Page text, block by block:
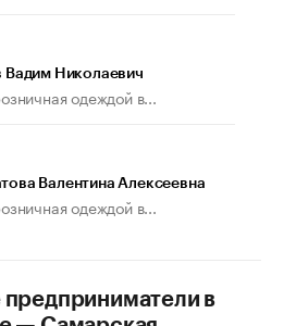
иначе». Как живет глава
Вадим Николаевич
одеждой в...
Валентина Алексеевна
одеждой в...
предприниматели в